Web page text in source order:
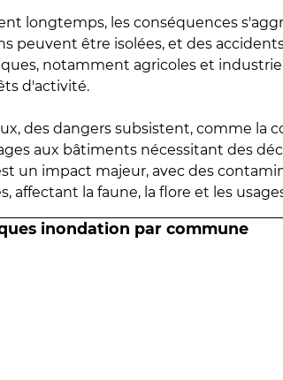
longtemps, les conséquences
peuvent être isolées, et des
notamment agricoles et
d'activité.
des dangers subsistent, comme la
aux bâtiments nécessitant des
un impact majeur, avec des
affectant la faune, la flore et les
inondation par commune